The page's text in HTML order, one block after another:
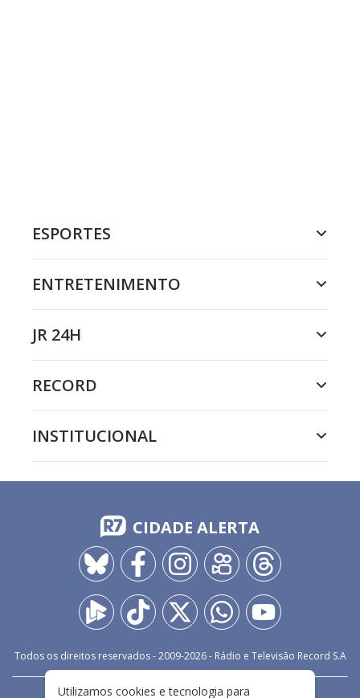
ESPORTES
ENTRETENIMENTO
JR 24H
RECORD
INSTITUCIONAL
CIDADE ALERTA
Todos os direitos reservados - 2009-2026- Rádio e Televisão Record S.A
Utilizamos cookies e tecnologia para